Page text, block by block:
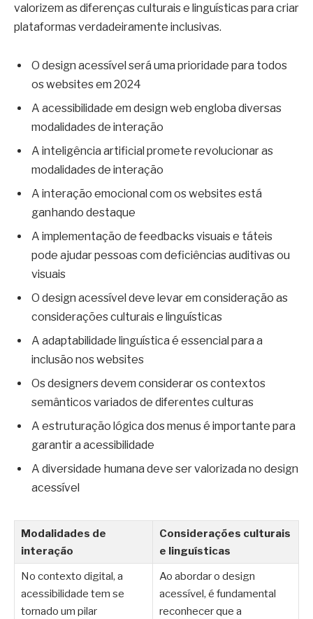
valorizem as diferenças culturais e linguísticas para criar
plataformas verdadeiramente inclusivas.
O design acessível será uma prioridade para todos
os websites em 2024
A acessibilidade em design web engloba diversas
modalidades de interação
A inteligência artificial promete revolucionar as
modalidades de interação
A interação emocional com os websites está
ganhando destaque
A implementação de feedbacks visuais e táteis
pode ajudar pessoas com deficiências auditivas ou
visuais
O design acessível deve levar em consideração as
considerações culturais e linguísticas
A adaptabilidade linguística é essencial para a
inclusão nos websites
Os designers devem considerar os contextos
semânticos variados de diferentes culturas
A estruturação lógica dos menus é importante para
garantir a acessibilidade
A diversidade humana deve ser valorizada no design
acessível
Modalidades de
interação
Considerações culturais
e linguísticas
No contexto digital, a
acessibilidade tem se
tornado um pilar
Ao abordar o design
acessível, é fundamental
reconhecer que a